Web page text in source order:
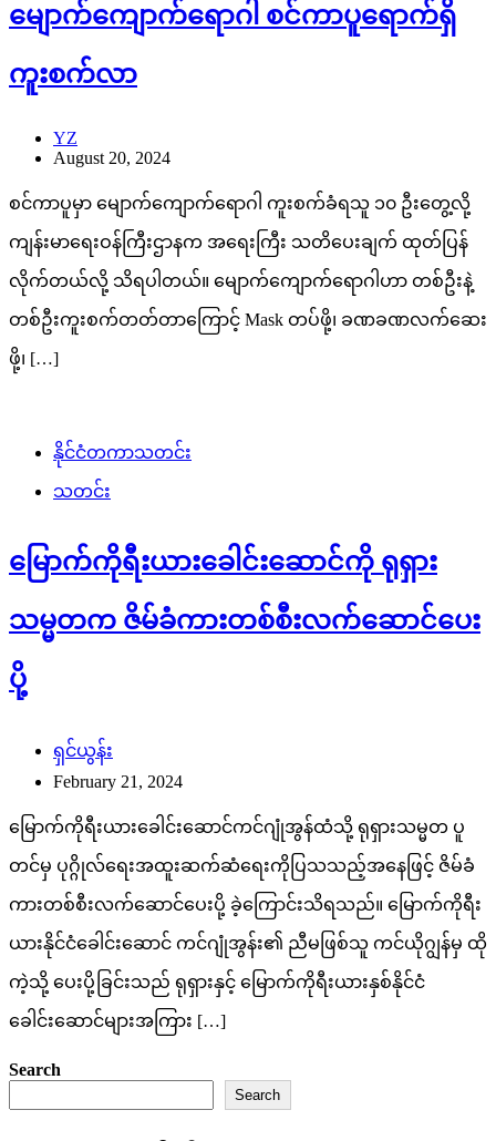
မျောက်ကျောက်ရောဂါ စင်ကာပူရောက်ရှိ
ကူးစက်လာ
YZ
August 20, 2024
စင်ကာပူမှာ မျောက်ကျောက်ရောဂါ ကူးစက်ခံရသူ ၁၀ ဦးတွေ့လို့
ကျန်းမာရေးဝန်ကြီးဌာနက အရေးကြီး သတိပေးချက် ထုတ်ပြန်
လိုက်တယ်လို့ သိရပါတယ်။ မျောက်ကျောက်ရောဂါဟာ တစ်ဦးနဲ့
တစ်ဦးကူးစက်တတ်တာကြောင့် Mask တပ်ဖို့၊ ခဏခဏလက်ဆေး
ဖို့၊ […]
နိုင်ငံတကာသတင်း
သတင်း
မြောက်ကိုရီးယားခေါင်းဆောင်ကို ရုရှား
သမ္မတက ဇိမ်ခံကားတစ်စီးလက်ဆောင်ပေး
ပို့
ရှင်ယွန်း
February 21, 2024
မြောက်ကိုရီးယားခေါင်းဆောင်ကင်ဂျုံအွန်ထံသို့ ရုရှားသမ္မတ ပူ
တင်မှ ပုဂ္ဂိုလ်ရေးအထူးဆက်ဆံရေးကိုပြသသည့်အနေဖြင့် ဇိမ်ခံ
ကားတစ်စီးလက်ဆောင်ပေးပို့ ခဲ့ကြောင်းသိရသည်။ မြောက်ကိုရီး
ယားနိုင်ငံခေါင်းဆောင် ကင်ဂျုံအွန်း၏ ညီမဖြစ်သူ ကင်ယိုဂျွန်မှ ထို
ကဲ့သို့ ပေးပို့ခြင်းသည် ရုရှားနှင့် မြောက်ကိုရီးယားနှစ်နိုင်ငံ
ခေါင်းဆောင်များအကြား […]
Search
Search